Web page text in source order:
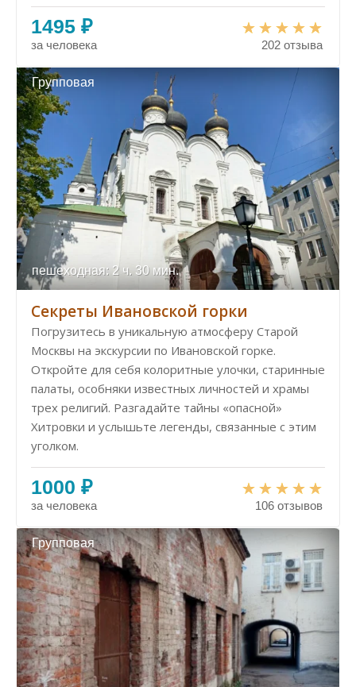
1495 ₽
за человека 202 отзыва
Групповая
пешеходная: 2 ч. 30 мин.
Секреты Ивановской горки
Погрузитесь в уникальную атмосферу Старой
Москвы на экскурсии по Ивановской горке.
Откройте для себя колоритные улочки, старинные
палаты, особняки известных личностей и храмы
трех религий. Разгадайте тайны «опасной»
Хитровки и услышьте легенды, связанные с этим
уголком.
1000 ₽
за человека 106 отзывов
Групповая